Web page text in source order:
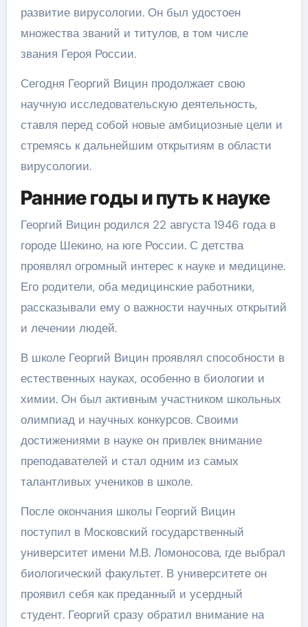
развитие вирусологии. Он был удостоен
множества званий и титулов, в том числе
звания Героя России.
Сегодня Георгий Вицин продолжает свою
научную исследовательскую деятельность,
ставля перед собой новые амбициозные цели и
стремясь к дальнейшим открытиям в области
вирусологии.
Ранние годы и путь к науке
Георгий Вицин родился 22 августа 1946 года в
городе Шекино, на юге России. С детства
проявлял огромный интерес к науке и медицине.
Его родители, оба медицинские работники,
рассказывали ему о важности научных открытий
и лечении людей.
В школе Георгий Вицин проявлял способности в
естественных науках, особенно в биологии и
химии. Он был активным участником школьных
олимпиад и научных конкурсов. Своими
достижениями в науке он привлек внимание
преподавателей и стал одним из самых
талантливых учеников в школе.
После окончания школы Георгий Вицин
поступил в Московский государственный
университет имени М.В. Ломоносова, где выбрал
биологический факультет. В университете он
проявил себя как преданный и усердный
студент. Георгий сразу обратил внимание на